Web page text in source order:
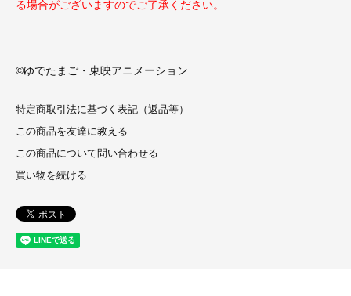
る場合がございますのでご了承ください。
©ゆでたまご・東映アニメーション
特定商取引法に基づく表記（返品等）
この商品を友達に教える
この商品について問い合わせる
買い物を続ける